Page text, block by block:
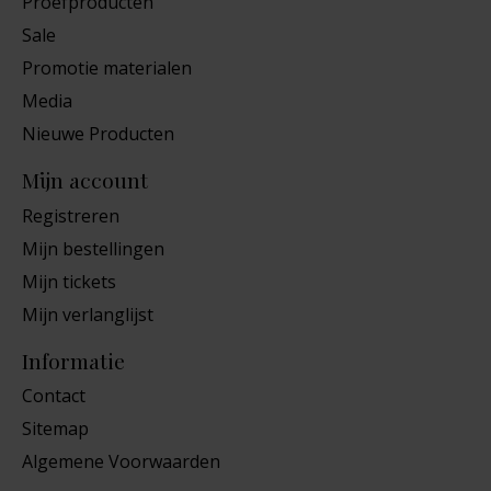
Sale
Promotie materialen
Media
Nieuwe Producten
Mijn account
Registreren
Mijn bestellingen
Mijn tickets
Mijn verlanglijst
Informatie
Contact
Sitemap
Algemene Voorwaarden